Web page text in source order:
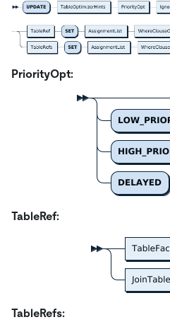
PriorityOpt:
TableRef:
TableRefs: